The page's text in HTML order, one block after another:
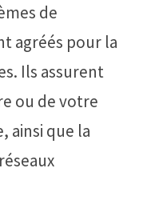
de
agréés pour la
Ils assurent
ou de votre
ainsi que la